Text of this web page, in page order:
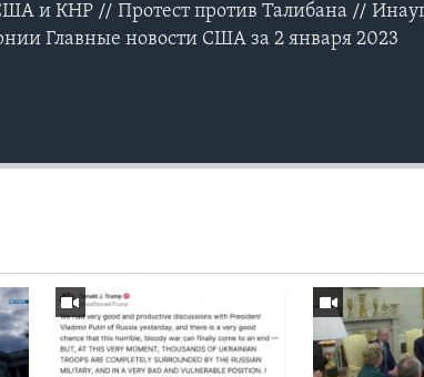
и КНР // Протест против Талибана //
Главные новости США за 2 января 2023